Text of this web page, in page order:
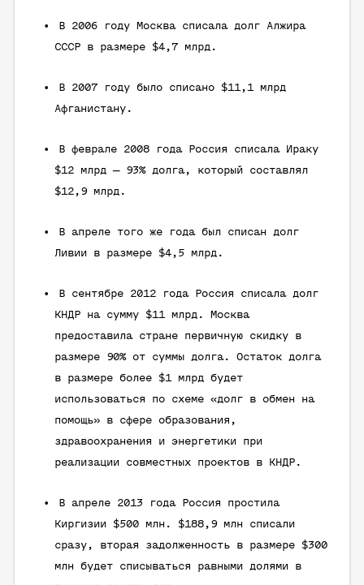
В 2006 году Москва списала долг Алжира
СССР в размере $4,7 млрд.
В 2007 году было списано $11,1 млрд
Афганистану.
В феврале 2008 года Россия списала Ираку
$12 млрд — 93% долга, который составлял
$12,9 млрд.
В апреле того же года был списан долг
Ливии в размере $4,5 млрд.
В сентябре 2012 года Россия списала долг
КНДР на сумму $11 млрд. Москва
предоставила стране первичную скидку в
размере 90% от суммы долга. Остаток долга
в размере более $1 млрд будет
использоваться по схеме «долг в обмен на
помощь» в сфере образования,
здравоохранения и энергетики при
реализации совместных проектов в КНДР.
В апреле 2013 года Россия простила
Киргизии $500 млн. $188,9 млн списали
сразу, вторая задолженность в размере $300
млн будет списываться равными долями в